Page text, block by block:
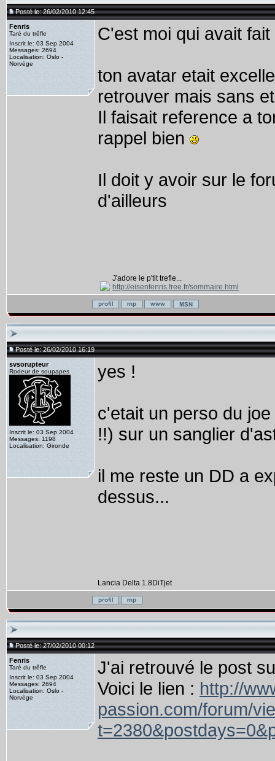
Posté le: 26/02/2010 12:45
Fenris
Taré du trêfle
Inscrit le: 03 Sep 2004
Messages: 2694
Localisation: Oslo -
Norvège
C'est moi qui avait
ton avatar etait
retrouver mais sans
Il faisait reference a
rappel bien
Il doit y avoir sur le
d'ailleurs
J'adore le p'tit trefle...
http://eisenfenris.free.fr/sommaire.html
Posté le: 26/02/2010 16:19
svsorupteur
Rodeur de soupapes
Inscrit le: 03 Sep 2004
Messages: 1198
Localisation: Gironde
yes !
c'etait un perso du
!!) sur un sanglier
il me reste un DD a
dessus...
Lancia Delta 1.8DiTjet
Posté le: 27/02/2010 00:12
Fenris
Taré du trêfle
Inscrit le: 03 Sep 2004
Messages: 2694
Localisation: Oslo -
Norvège
J'ai retrouvé le post
Voici le lien : http://
passion.com/forum/